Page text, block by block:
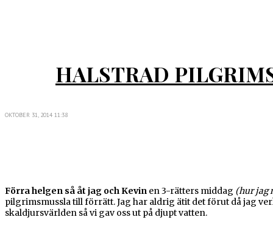
HALSTRAD
OKTOBER 31, 2014 11:38
Förra helgen så åt jag och Kevin en 3-rätters middag (hur jag
pilgrimsmussla till förrätt. Jag har aldrig ätit det förut då jag
skaldjursvärlden så vi gav oss ut på djupt vatten.